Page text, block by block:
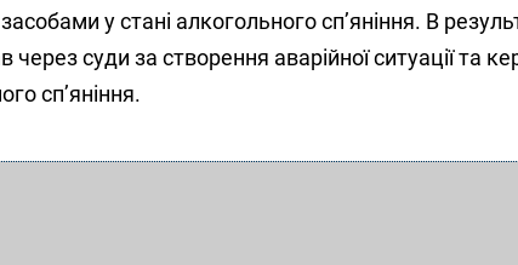
у стані алкогольного сп’яніння. В
через суди за створення аварійної ситуації та
сп’яніння.